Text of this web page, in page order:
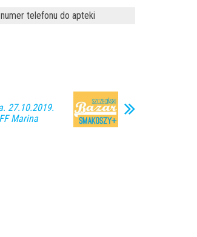
telefonu do apteki
27.10.2019.
Marina